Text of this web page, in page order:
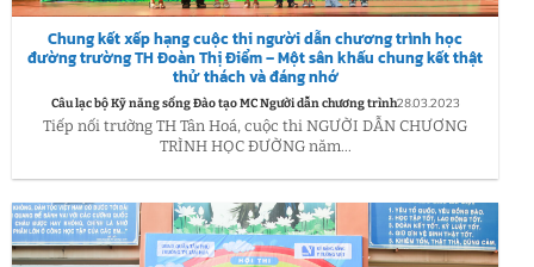
Chung kết xếp hạng cuộc thi người dẫn chương trình học
đường trường TH Đoàn Thị Điểm – Một sân khấu chung kết thật
thử thách và đáng nhớ
Câu lạc bộ Kỹ năng sống Đào tạo MC Người dẫn chương trình28.03.2023
Tiếp nối trường TH Tân Hoá, cuộc thi NGƯỜI DẪN CHƯƠNG
TRÌNH HỌC ĐƯỜNG năm...